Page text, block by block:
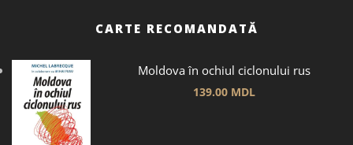
CARTE RECOMANDATĂ
Moldova în ochiul ciclonului rus
139.00 MDL